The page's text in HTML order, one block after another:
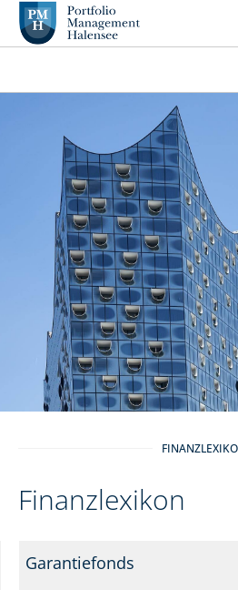
Finanzlexikon
Garantiefonds